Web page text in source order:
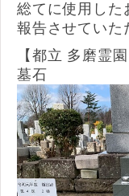
総てに使用した
報告させていた
【都立 多磨霊
墓石